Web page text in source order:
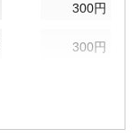
300円
300円